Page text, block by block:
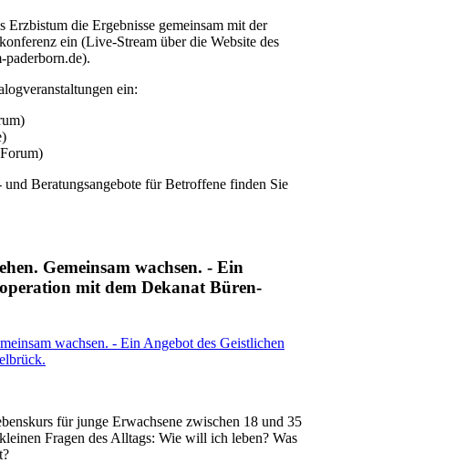
die Ergebnisse gemeinsam mit der
ein (Live-Stream über die Website des
ein:
Beratungsangebote für Betroffene finden Sie
Gemeinsam wachsen. - Ein
mit dem Dekanat Büren-
für junge Erwachsene zwischen 18 und 35
Fragen des Alltags: Wie will ich leben? Was